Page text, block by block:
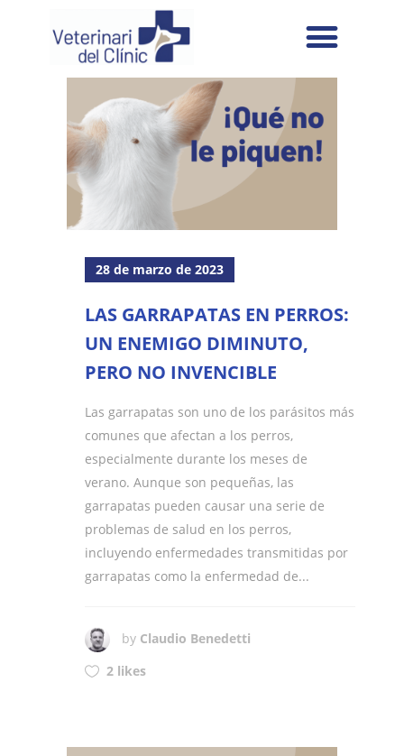
28 de marzo de 2023
LAS GARRAPATAS EN PERROS:
UN ENEMIGO DIMINUTO,
PERO NO INVENCIBLE
Las garrapatas son uno de los parásitos más
comunes que afectan a los perros,
especialmente durante los meses de
verano. Aunque son pequeñas, las
garrapatas pueden causar una serie de
problemas de salud en los perros,
incluyendo enfermedades transmitidas por
garrapatas como la enfermedad de...
by Claudio Benedetti
2 likes